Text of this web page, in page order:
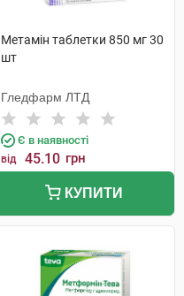
Метамін таблетки 850 мг 30
шт
Гледфарм ЛТД
Є в наявності
від 45.10 грн
КУПИТИ